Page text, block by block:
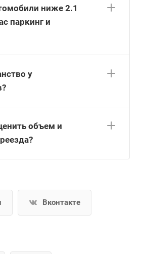
ниже 2.1
паркинг и
у
объем и
Вконтакте